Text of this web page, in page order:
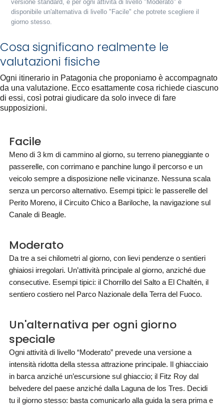
versione standard, e per ogni attività di livello "Moderato" è
disponibile un'alternativa di livello "Facile" che potrete scegliere il
giorno stesso.
Cosa significano realmente le
valutazioni fisiche
Ogni itinerario in Patagonia che proponiamo è accompagnato
da una valutazione. Ecco esattamente cosa richiede ciascuno
di essi, così potrai giudicare da solo invece di fare
supposizioni.
Facile
Meno di 3 km di cammino al giorno, su terreno pianeggiante o
passerelle, con corrimano e panchine lungo il percorso e un
veicolo sempre a disposizione nelle vicinanze. Nessuna scala
senza un percorso alternativo. Esempi tipici: le passerelle del
Perito Moreno, il Circuito Chico a Bariloche, la navigazione sul
Canale di Beagle.
Moderato
Da tre a sei chilometri al giorno, con lievi pendenze o sentieri
ghiaiosi irregolari. Un’attività principale al giorno, anziché due
consecutive. Esempi tipici: il Chorrillo del Salto a El Chaltén, il
sentiero costiero nel Parco Nazionale della Terra del Fuoco.
Un'alternativa per ogni giorno
speciale
Ogni attività di livello “Moderato” prevede una versione a
intensità ridotta della stessa attrazione principale. Il ghiacciaio
in barca anziché un’escursione sul ghiaccio; il Fitz Roy dal
belvedere del paese anziché dalla Laguna de los Tres. Decidi
tu il giorno stesso: basta comunicarlo alla guida la sera prima e